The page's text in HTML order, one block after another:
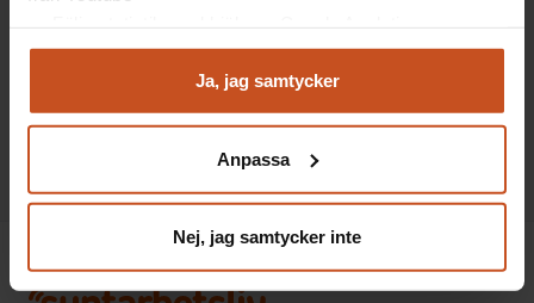
Analysera trafik för att kunna visa riktad information
Du kan när som helst återta ditt godkännande genom att
integritet@suntarbetsliv.se.
Ja, jag samtycker
Anpassa
Nej, jag samtycker inte
Innehållet kunde inte hittas